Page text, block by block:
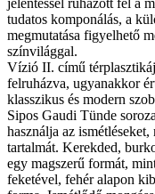
jelentéssel ruházott fel a
tudatos komponálás, a
megmutatása figyelhető
színvilággal.
Vízió II. című
felruházva, ugyanakkor
klasszikus és modern
Sipos Gaudi Tünde
használja az
tartalmát. Kerekded,
egy magszerű formát,
feketével, fehér alapon